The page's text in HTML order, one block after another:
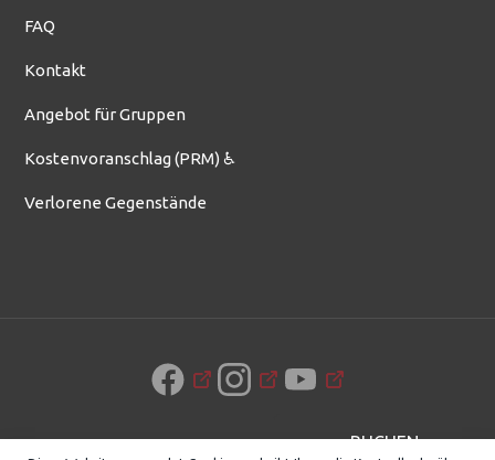
FAQ
Kontakt
Angebot für Gruppen
Kostenvoranschlag (PRM) ♿
Verlorene Gegenstände
BUCHEN